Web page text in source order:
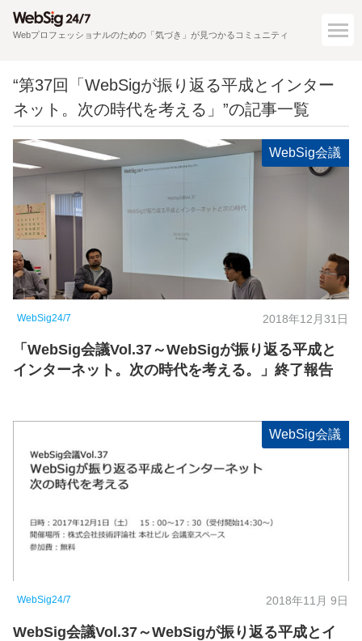
Webプロフェッショナルのための「気づき」が見つかるコミュニティ
“第37回「WebSigが振り返る平成とインター
ネット。次の時代を考える」”の記事一覧
WebSig会議
WebSig24/7 2018年12月31日
「WebSig会議Vol.37～WebSigが振り返る平成と
インターネット。次の時代を考える。」終了報告
WebSig会議
WebSig24/7 2018年11月 9日
WebSig会議Vol.37～WebSigが振り返る平成とイ